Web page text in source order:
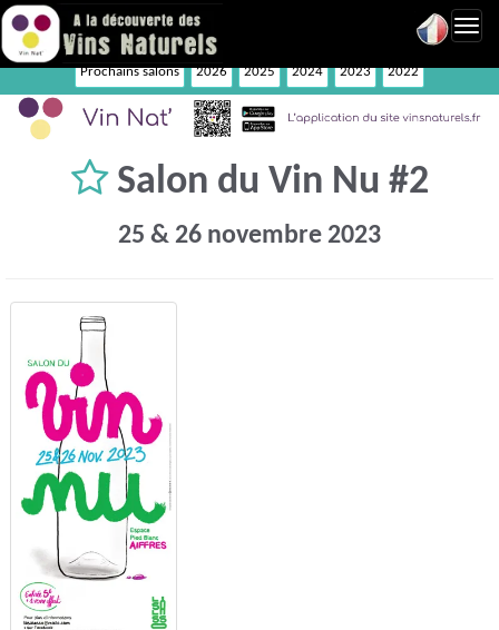
Prochains salons 2026 2025 2024 2023 2022
Salon du Vin Nu #2
25 & 26 novembre 2023